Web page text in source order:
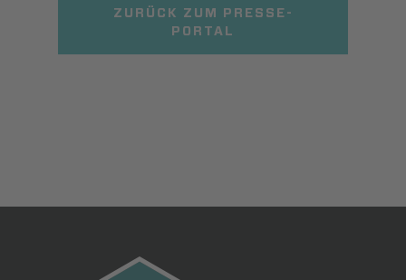
ZURÜCK ZUM PRESSE-
PORTAL